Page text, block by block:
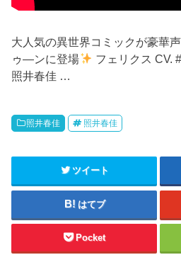
大人気の異世界コミックが豪華
ゥ―ンに登場
フェリクス CV.
照井春佳 …
照井春佳 照井春佳
ツイート
はてブ
Pocket